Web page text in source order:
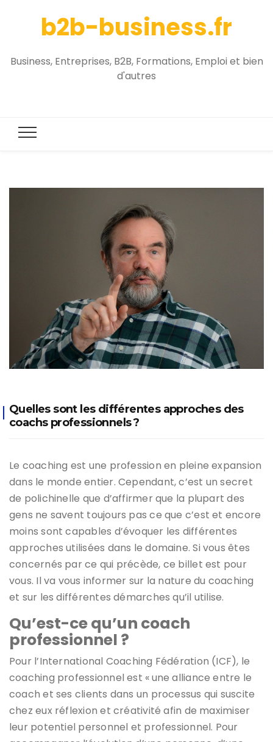
b2b-business.fr
Business, Entreprises, B2B, Formations, Emploi et bien
d'autres
Quelles sont les différentes approches des
coachs professionnels ?
Le coaching est une profession en pleine expansion
dans le monde entier. Cependant, c’est un secret
de polichinelle que d’affirmer que la plupart des
gens ne savent toujours pas ce que c’est et encore
moins sont capables d’évoquer les différentes
approches utilisées dans le domaine. Si vous êtes
concernés par ce qui précède, ce billet est pour
vous. Il va vous informer sur la nature du coaching
et sur les différentes démarches qu’il utilise.
Qu’est-ce qu’un coach
professionnel ?
Pour l’International Coaching Fédération (ICF), le
coaching professionnel est « une alliance entre le
coach et ses clients dans un processus qui suscite
chez eux réflexion et créativité afin de maximiser
leur potentiel personnel et professionnel. Pour